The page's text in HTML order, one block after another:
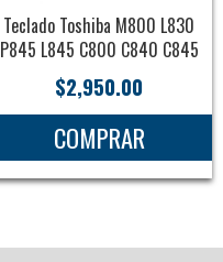
Teclado Toshiba M800 L830
P845 L845 C800 C840 C845
$2,950.00
COMPRAR